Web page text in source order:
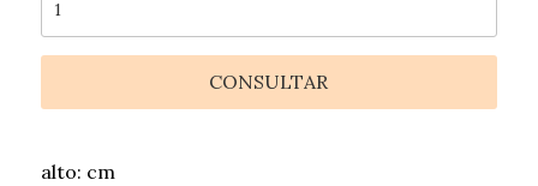
CONSULTAR
alto: cm